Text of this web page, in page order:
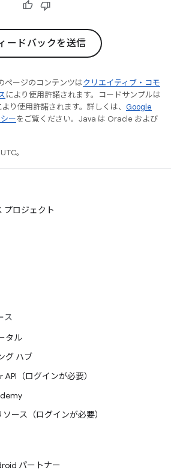
ードバックを送信
ページのコンテンツはクリエイティブ・コモ
により使用許諾されます。コードサンプルは
より使用許諾されます。詳しくは、 Google
ーをご覧ください。Java は Oracle および
。
プロジェクト
ス
タル
グ ハブ
（ログインが必要）
ース（ログインが必要）
パートナー